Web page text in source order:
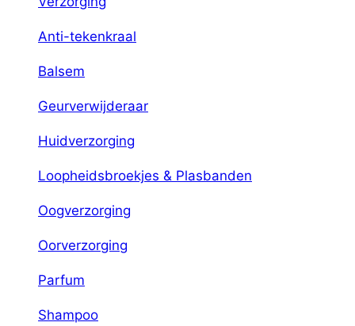
Anti-tekenkraal
Balsem
Geurverwijderaar
Huidverzorging
Loopheidsbroekjes & Plasbanden
Oogverzorging
Oorverzorging
Parfum
Shampoo